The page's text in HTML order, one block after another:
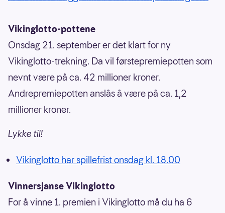
Vikinglotto-pottene
Onsdag 21. september er det klart for ny
Vikinglotto-trekning. Da vil førstepremiepotten som
nevnt være på ca. 42 millioner kroner.
Andrepremiepotten anslås å være på ca. 1,2
millioner kroner.
Lykke til!
Vikinglotto har spillefrist onsdag kl. 18.00
Vinnersjanse Vikinglotto
For å vinne 1. premien i Vikinglotto må du ha 6